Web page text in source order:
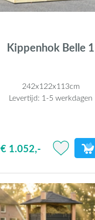
Kippenhok Belle 1
242x122x113cm
Levertijd: 1-5 werkdagen
€ 1.052,-